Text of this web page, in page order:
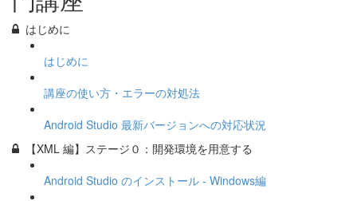
はじめに
はじめに
講座の使い方・エラーの対処法
Android Studio 最新バージョンへの対応状況
【XML 編】ステージ０：開発環境を用意する
Android Studio のインストール - Windows編